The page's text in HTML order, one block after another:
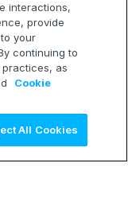
interactions,
provide
your
continuing to
as
Cookie
All Cookies